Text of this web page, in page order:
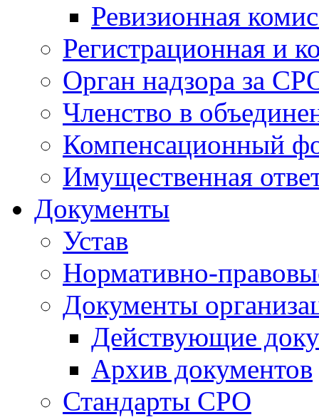
Ревизионная
Регистрационная и
Орган надзора за
Членство в
Компенсационный
Имущественная
Документы
Устав
Нормативно-
Документы
Действующие
Архив документов
Стандарты СРО